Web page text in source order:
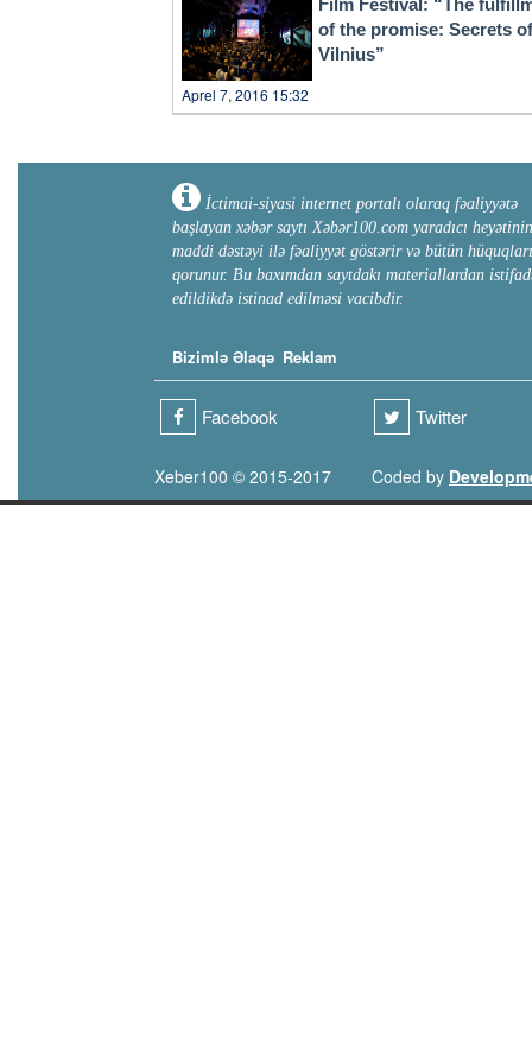
araqarışdıranlar dinc
Atatürkü gözü
hazırlana bilərdi. Əslində
keçmiş, döyüş
canından keçməyə həmişə
təşəbbüsün mənim
yüksək prinsiplərimizə
vucudum, əlbəttə bir gün
Film Festival: “The
of the promise: Secrets of
Vilnius”
Aprel 7, 2016 15:32
İctimai-siyasi internet portalı olaraq fəaliyyətə
başlayan xəbər saytı Xəbər100.com yaradıcı heyətinin
maddi dəstəyi ilə fəaliyyət göstərir və bütün hüquqları
qorunur. Bu baxımdan saytdakı materiallardan
edildikdə istinad edilməsi vacibdir.
Bizimlə Əlaqə Reklam
Facebook Twitter
Xeber100 © 2015-2017 Coded by